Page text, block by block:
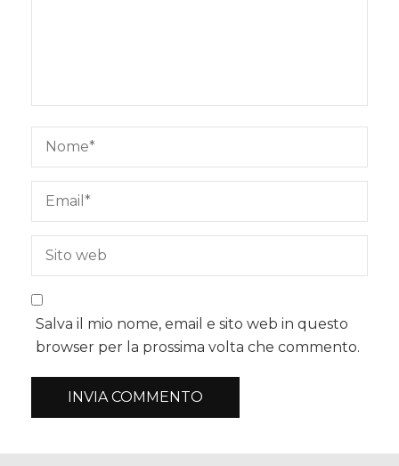
Salva il mio nome, email e sito web in questo
browser per la prossima volta che commento.